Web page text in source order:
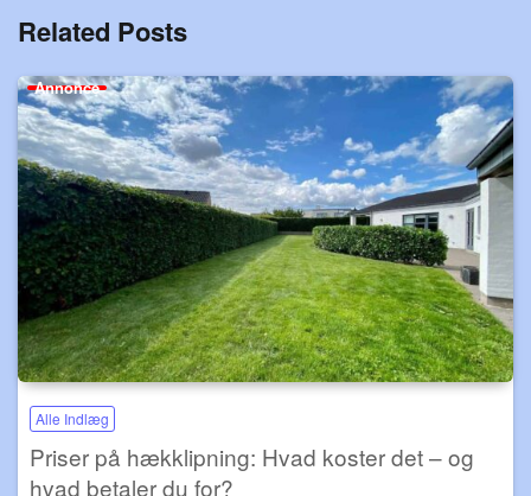
Related Posts
Annonce
Alle Indlæg
Priser på hækklipning: Hvad koster det – og
hvad betaler du for?